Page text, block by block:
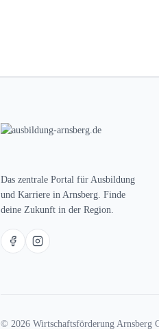
Das zentrale Portal für Ausbildung
und Karriere in Arnsberg. Finde
deine Zukunft in der Region.
© 2026 Wirtschaftsförderung Arnsberg